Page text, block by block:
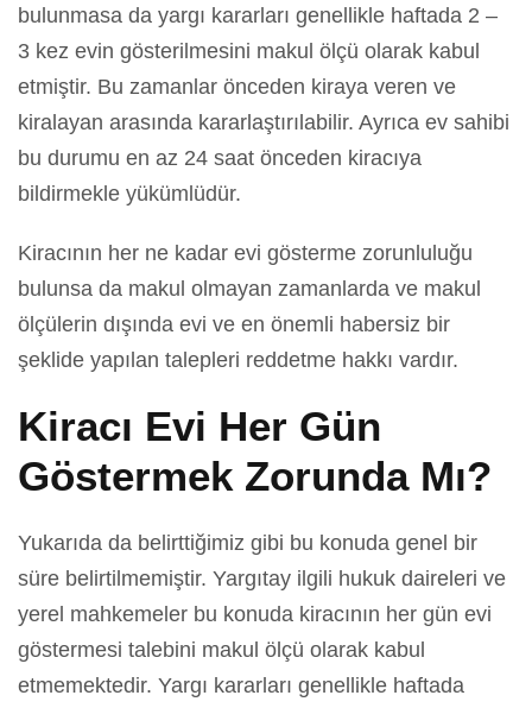
bulunmasa da yargı kararları genellikle haftada 2 –
3 kez evin gösterilmesini makul ölçü olarak kabul
etmiştir. Bu zamanlar önceden kiraya veren ve
kiralayan arasında kararlaştırılabilir. Ayrıca ev sahibi
bu durumu en az 24 saat önceden kiracıya
bildirmekle yükümlüdür.
Kiracının her ne kadar evi gösterme zorunluluğu
bulunsa da makul olmayan zamanlarda ve makul
ölçülerin dışında evi ve en önemli habersiz bir
şeklide yapılan talepleri reddetme hakkı vardır.
Kiracı Evi Her Gün
Göstermek Zorunda Mı?
Yukarıda da belirttiğimiz gibi bu konuda genel bir
süre belirtilmemiştir. Yargıtay ilgili hukuk daireleri ve
yerel mahkemeler bu konuda kiracının her gün evi
göstermesi talebini makul ölçü olarak kabul
etmemektedir. Yargı kararları genellikle haftada